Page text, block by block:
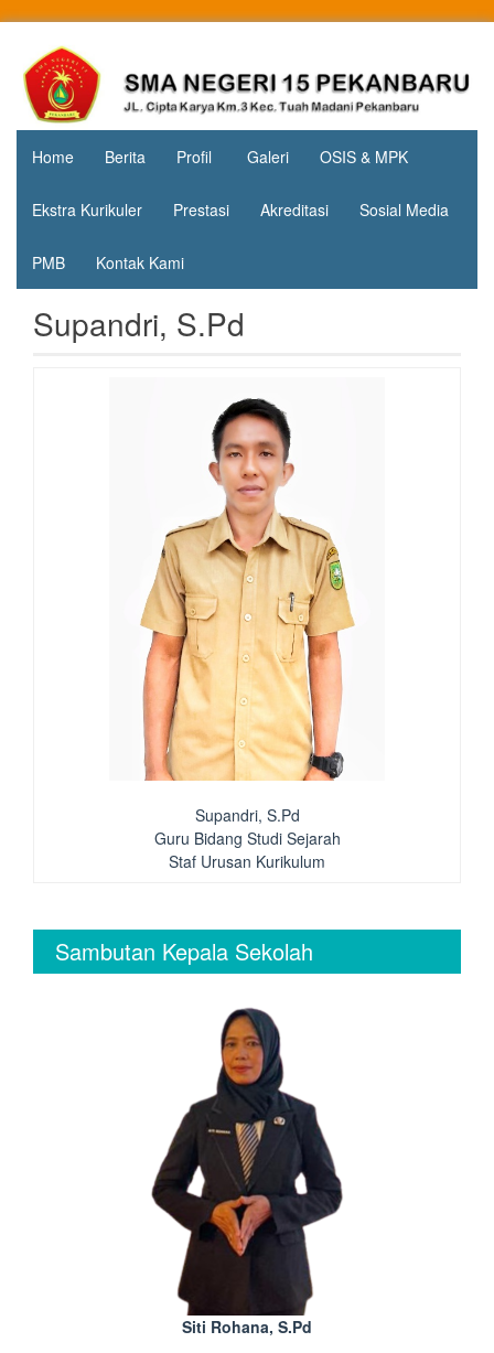
contentSMA
Negeri 15
Pekanbaru
Jl. Cipta
Karya
KM.3, Kec.
Tuah
Madani,
Home Berita Profil Galeri OSIS & MPK
Ekstra Kurikuler Prestasi Akreditasi Sosial Media
PMB Kontak Kami
Supandri, S.Pd
Supandri, S.Pd
Guru Bidang Studi Sejarah
Staf Urusan Kurikulum
Sambutan Kepala Sekolah
Siti Rohana, S.Pd